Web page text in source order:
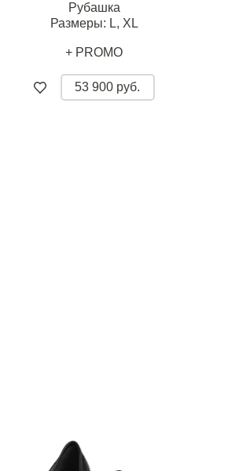
Рубашка
Размеры: L, XL
+ PROMO
53 900 руб.